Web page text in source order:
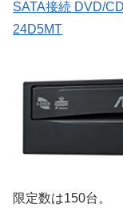
SATA接続 DVD/
24D5MT
限定数は150台。